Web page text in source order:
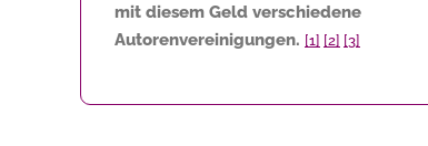
mit diesem Geld verschiedene
Autorenvereinigungen. [1] [2] [3]